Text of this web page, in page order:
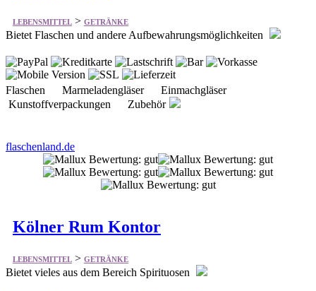
LEBENSMITTEL > GETRÄNKE
Bietet Flaschen und andere Aufbewahrungsmöglichkeiten
Flaschen Marmeladengläser Einmachgläser
Kunstoffverpackungen Zubehör
flaschenland.de
Kölner Rum Kontor
LEBENSMITTEL > GETRÄNKE
Bietet vieles aus dem Bereich Spirituosen